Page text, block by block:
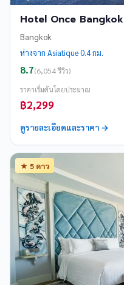
Hotel Once Bangkok
Bangkok
ห่างจาก Asiatique 0.4 กม.
8.7(6,054 รีวิว)
ราคาเริ่มต้นโดยประมาณ
฿2,299
ดูรายละเอียดและราคา →
★ 5 ดาว